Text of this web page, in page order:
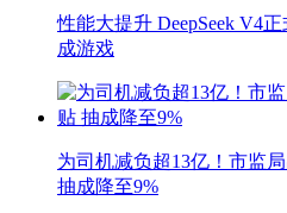
性能大提升 DeepSeek V4
成游戏
为司机减负超13亿！市监
抽成降至9%